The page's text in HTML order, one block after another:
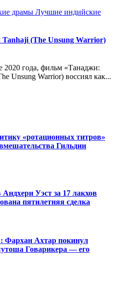
драмы Лучшие индийские
(The Unsung Warrior)
Unsung Warrior) воссиял как...
«ротационных титров»
Гильдии
Уэст за 17 лакхов
пятилетняя сделка
Фархан Ахтар покинул
Говарикера — его